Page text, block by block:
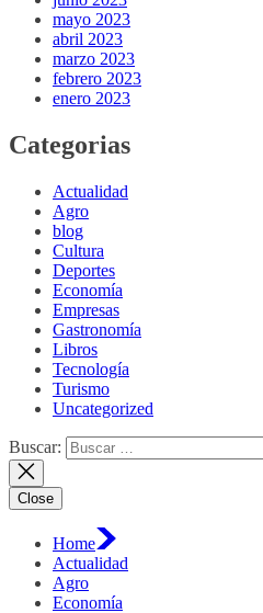
mayo 2023
abril 2023
marzo 2023
febrero 2023
enero 2023
Categorias
Actualidad
Agro
blog
Cultura
Deportes
Economía
Empresas
Gastronomía
Libros
Tecnología
Turismo
Uncategorized
Buscar:
Close
Home
Actualidad
Agro
Economía